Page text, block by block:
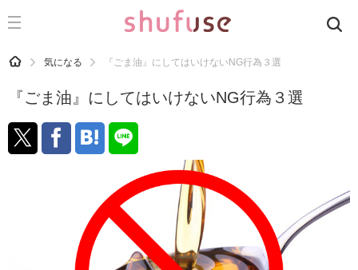
CATEGORY 記事カテゴリ
洗濯
HOME 気になる 『ごま油』にしてはいけないNG行為３選
『ごま油』にしてはいけないNG行為３選